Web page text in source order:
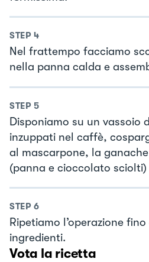
STEP 4
Nel frattempo facciamo
nella panna calda e
STEP 5
Disponiamo su un vassoio
inzuppati nel caffè,
al mascarpone, la
(panna e cioccolato
STEP 6
Ripetiamo l’operazione
ingredienti.
Vota la ricetta